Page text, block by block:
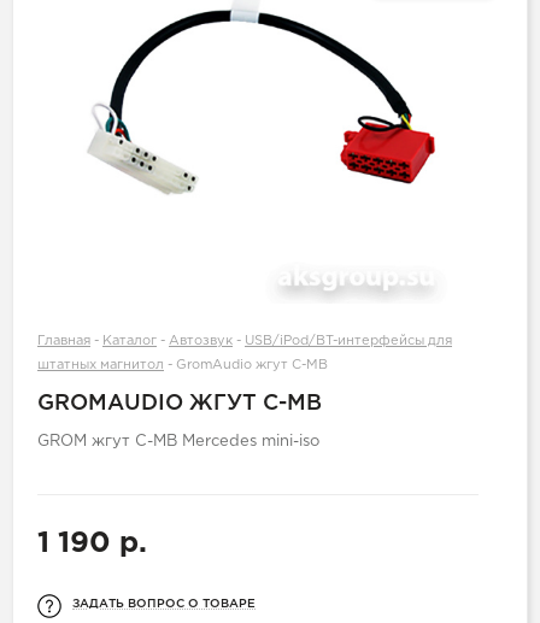
Главная - Каталог - Автозвук - USB/iPod/BT-интерфейсы для
штатных магнитол - GromAudio жгут C-MB
GROMAUDIO ЖГУТ C-MB
GROM жгут C-MB Mercedes mini-iso
1 190 р.
ЗАДАТЬ ВОПРОС О ТОВАРЕ